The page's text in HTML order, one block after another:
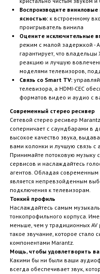
Воспроизводите виниловые
ясностью: к встроенному
проигрыватель винила
Оцените исключительные
режим с малой задержкой -
гарантирует, что
реакцию и лучшую
моделями телевизоров,
Связь со Smart TV:
телевизора, а HDMI-CEC
форматов видео и аудио с
Современный стерео ресивер
Сетевой стерео ресивер
соперничает с саундбарами в
высокое качество звука,
вами колонки и лучшую связь с
Принимайте потоковую музыку
сервисов и наслаждайтесь
агентов. Обладая
является непревзойденным
подключения к телевизорам.
Тонкий профиль
Наслаждайтесь самым
тонкопрофильного корпуса.
меньше, чем у традиционных
такое звучание, которое
компонентами Marantz.
Мощь, чтобы удовлетворить
Какими бы ни были ваши
всегда обеспечивает звук,